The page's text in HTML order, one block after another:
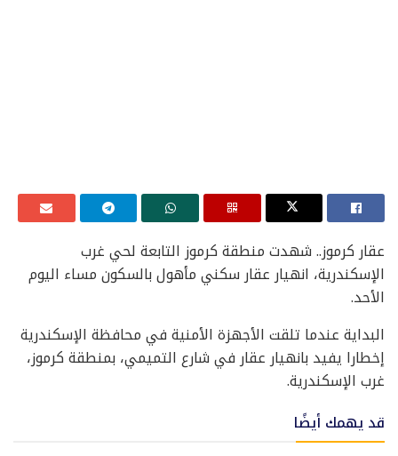
عقار كرموز.. شهدت منطقة كرموز التابعة لحي غرب
الإسكندرية، انهيار عقار سكني مأهول بالسكون مساء اليوم
الأحد.
البداية عندما تلقت الأجهزة الأمنية في محافظة الإسكندرية
إخطارا يفيد بانهيار عقار في شارع التميمي، بمنطقة كرموز،
غرب الإسكندرية.
قد يهمك أيضًا